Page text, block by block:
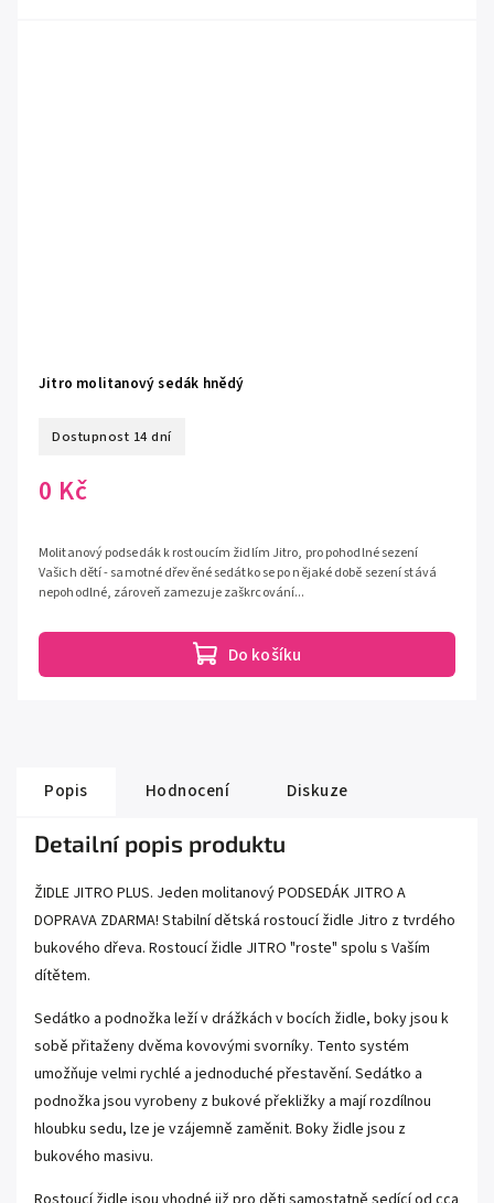
Jitro molitanový sedák hnědý
Dostupnost 14 dní
0 Kč
Do košíku
Molitanový podsedák k rostoucím židlím Jitro, pro pohodlné sezení
Vašich dětí - samotné dřevěné sedátko se po nějaké době sezení stává
nepohodlné, zároveň zamezuje zaškrcování...
Popis Hodnocení Diskuze
Detailní popis produktu
ŽIDLE JITRO PLUS. Jeden molitanový PODSEDÁK JITRO A
DOPRAVA ZDARMA! Stabilní dětská rostoucí židle Jitro z tvrdého
bukového dřeva. Rostoucí židle JITRO "roste" spolu s Vaším
dítětem.
Sedátko a podnožka leží v drážkách v bocích židle, boky jsou k
sobě přitaženy dvěma kovovými svorníky. Tento systém
umožňuje velmi rychlé a jednoduché přestavění. Sedátko a
podnožka jsou vyrobeny z bukové překližky a mají rozdílnou
hloubku sedu, lze je vzájemně zaměnit. Boky židle jsou z
bukového masivu.